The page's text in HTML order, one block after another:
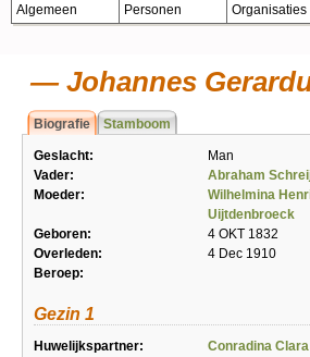
Algemeen Personen Organisaties
Johannes
Biografie Stamboom
Geslacht:
Man
Vader:
Abraham
Moeder:
Wilhelmina
Uijtdenbroeck
Geboren:
4 OKT 1832
Overleden:
4 Dec 1910
Beroep:
Gezin 1
Huwelijkspartner: Conradina